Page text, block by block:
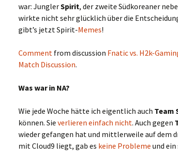
war: JunglerSpirit, der zweite Südkoreaner
wirkte nicht sehr glücklich über die
gibt’s jetzt Spirit-Memes!
Comment from discussion Fnatic vs. H2k-
Match Discussion.
Was war in NA?
Wie jede Woche hätte ich eigentlich auch Team
können. Sie verlieren einfach nicht. Auch gegen
wieder gefangen hat und mittlerweile auf dem
mit Cloud9 liegt, gab es keine Probleme und